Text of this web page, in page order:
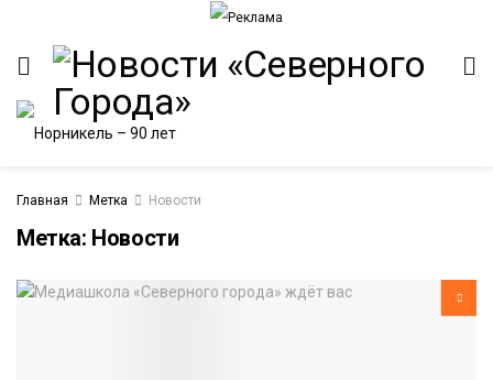
Главная Метка Новости
Метка: Новости